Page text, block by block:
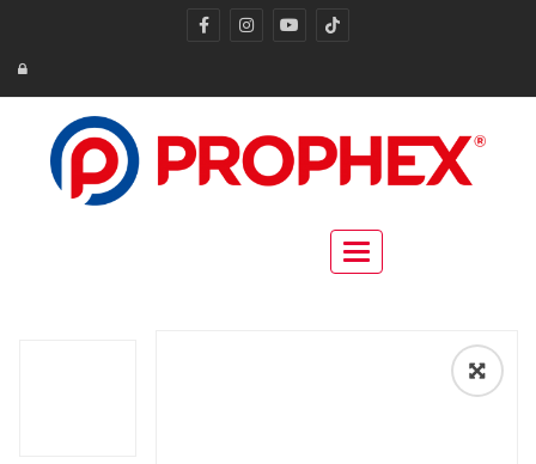
Toggle navigation
🔍